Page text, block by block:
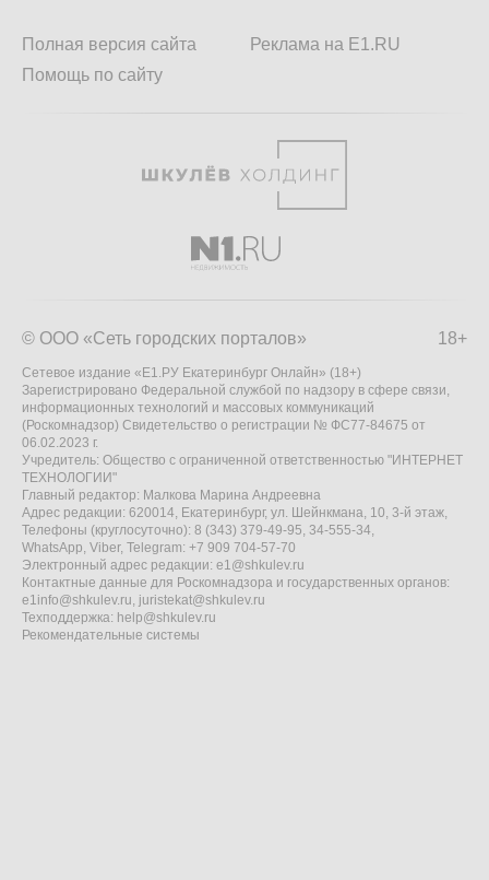
Полная версия сайта
Помощь по сайту
Реклама на E1.RU
18+
© ООО «Сеть городских порталов»
Сетевое издание «Е1.РУ Екатеринбург Онлайн» (18+)
Зарегистрировано Федеральной службой по надзору в сфере связи,
информационных технологий и массовых коммуникаций
(Роскомнадзор) Свидетельство о регистрации № ФС77-84675 от
06.02.2023 г.
Учредитель: Общество с ограниченной ответственностью "ИНТЕРНЕТ
ТЕХНОЛОГИИ"
Главный редактор: Малкова Марина Андреевна
Адрес редакции: 620014, Екатеринбург, ул. Шейнкмана, 10, 3-й этаж,
Телефоны (круглосуточно): 8 (343) 379-49-95, 34-555-34,
WhatsApp, Viber, Telegram: +7 909 704-57-70
Электронный адрес редакции: e1@shkulev.ru
Контактные данные для Роскомнадзора и государственных органов:
e1info@shkulev.ru, juristekat@shkulev.ru
Техподдержка: help@shkulev.ru
Рекомендательные системы